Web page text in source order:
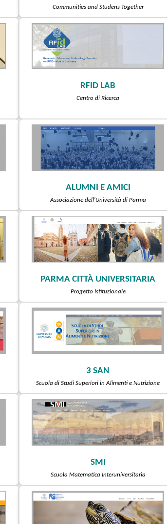
Communities and Studens Together
RFID LAB
Centro di Ricerca
ALUMNI E AMICI
Associazione dell'Università di Parma
PARMA CITTÀ UNIVERSITARIA
Progetto Istituzionale
3 SAN
Scuola di Studi Superiori in Alimenti e Nutrizione
SMI
Scuola Matematica Interuniversitaria